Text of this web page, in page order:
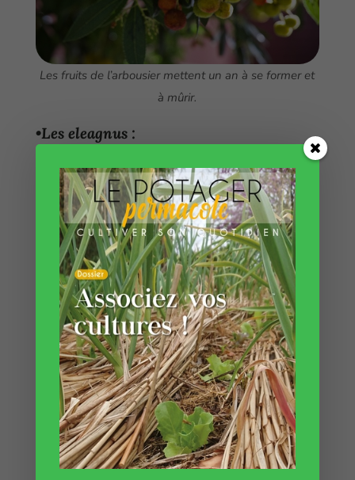
Les fruits de l’arbousier mettent un an à se former et
à mûrir.
•Les eleagnus :
haie persistante, mais on ignore souvent que
certaines variétés produisent des fruits ! Leur
culture est très simple, car les eleagnus
s’adaptent presque partout et poussent assez
rapidement. Parmi les Eleagnus cultivés pour
leurs fruits, nous avons le goumi du Japon,
l’olivier de Bohème, etc…
Pour plus de renseignements, nous
vous invitons grandement à
consulter cet article sur le site de
l’association ‘La graine indocile’ :